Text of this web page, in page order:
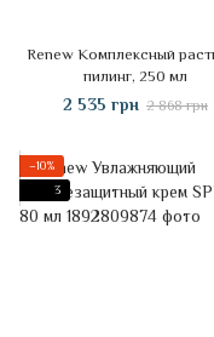
Renew Комплексный
пилинг, 250 мл
2 535 грн 2 868 грн
−10%
3